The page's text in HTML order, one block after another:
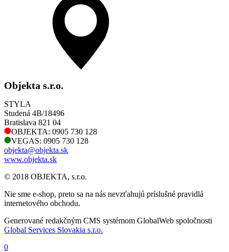
Objekta s.r.o.
STYLA
Studená 4B/18496
Bratislava 821 04
OBJEKTA: 0905 730 128
VEGAS: 0905 730 128
objekta@objekta.sk
www.objekta.sk
© 2018 OBJEKTA, s.r.o.
Nie sme e-shop, preto sa na nás nevzťahujú príslušné pravidlá
internetového obchodu.
Generované redakčným CMS systémom GlobalWeb spoločnosti
Global Services Slovakia s.r.o.
0